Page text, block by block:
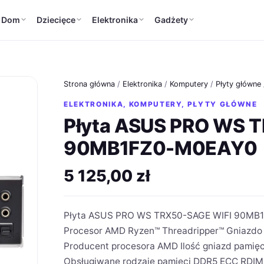
Dom Dziecięce Elektronika Gadżety
Strona główna / Elektronika / Komputery / Płyty główne
ELEKTRONIKA, KOMPUTERY, PŁYTY GŁÓWNE
Płyta ASUS PRO WS
90MB1FZ0-M0EAY0
5 125,00 zł
Płyta ASUS PRO WS TRX50-SAGE WIFI
Procesor AMD Ryzen™ Threadripper™
Producent procesora AMD Ilość gniazd
Obsługiwane rodzaje pamięci DDR5 ECC